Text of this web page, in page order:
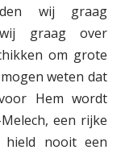
wij graag
graag over
om grote
weten dat
Hem wordt
een rijke
hield nooit een